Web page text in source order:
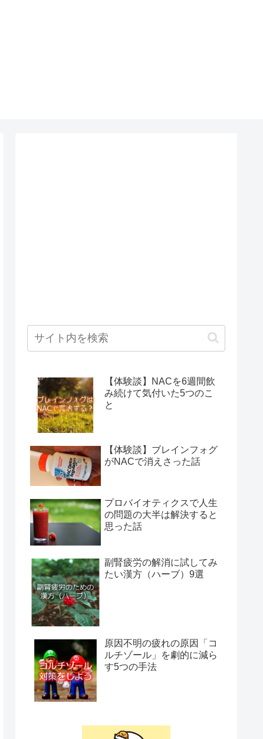
【体験談】NACを6週間飲
み続けて気付いた5つのこ
と
【体験談】ブレインフォグ
がNACで消えさった話
プロバイオティクスで人生
の問題の大半は解決すると
思った話
副腎疲労の解消に試してみ
たい漢方（ハーブ）9選
原因不明の疲れの原因「コ
ルチゾール」を劇的に減ら
す5つの手法